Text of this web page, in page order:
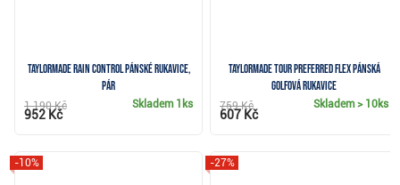
TaylorMade Rain Control pánské rukavice,
pár
Skladem 1ks
1 190 Kč
952 Kč
TaylorMade Tour Preferred Flex pánská
golfová rukavice
Skladem> 10ks
759 Kč
607 Kč
-10% -27%